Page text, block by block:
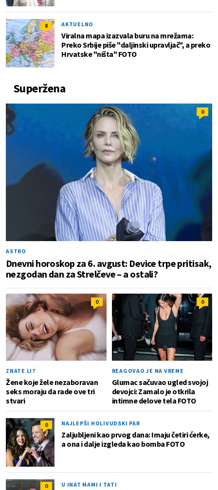
8 AKTUELNO
Viralna mapa izazvala buru na mrežama:
Preko Srbije piše "daljinski upravljač", a preko
Hrvatske "ništa" FOTO
Superžena
0
ASTRO
Dnevni horoskop za 6. avgust: Device trpe pritisak,
nezgodan dan za Strelčeve – a ostali?
0
ZNATE LI?
Žene koje žele nezaboravan
seks moraju da rade ove tri
stvari
0
REAGOVAO JE NA VREME
Glumac sačuvao ugled svojoj
devojci: Zamalo je otkrila
intimne delove tela FOTO
0 NAJLEPŠI HOLIVUDSKI PAR
Zaljubljeni kao prvog dana: Imaju četiri ćerke,
a ona i dalje izgleda kao bomba FOTO
0 U INAT MAMI I TATI